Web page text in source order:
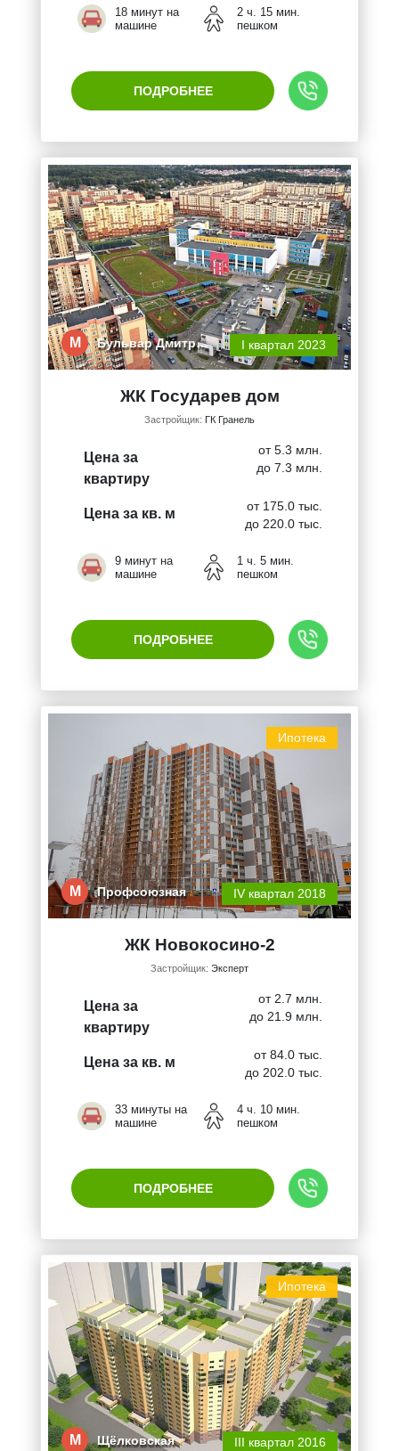
18 минут на
машине
2 ч. 15 мин.
пешком
ПОДРОБНЕЕ
М Бульвар Дмитр… I квартал 2023
ЖК Государев дом
Застройщик: ГК Гранель
Цена за
квартиру
от 5.3 млн.
до 7.3 млн.
Цена за кв. м
от 175.0 тыс.
до 220.0 тыс.
9 минут на
машине
1 ч. 5 мин.
пешком
ПОДРОБНЕЕ
Ипотека
М Профсоюзная IV квартал 2018
ЖК Новокосино-2
Застройщик: Эксперт
Цена за
квартиру
от 2.7 млн.
до 21.9 млн.
Цена за кв. м
от 84.0 тыс.
до 202.0 тыс.
33 минуты на
машине
4 ч. 10 мин.
пешком
ПОДРОБНЕЕ
Ипотека
М Щёлковская III квартал 2016